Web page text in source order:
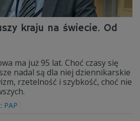
kraju na świecie. Od
ma już 95 lat. Choć czasy się
nadal są dla niej dziennikarskie
rzetelność i szybkość, choć nie
PAP